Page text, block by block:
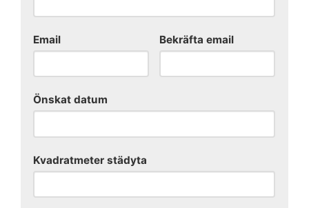
Email Bekräfta email
Önskat datum
Kvadratmeter städyta